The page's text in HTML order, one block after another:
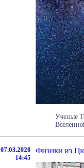
Ученые
07.03.2020
14:45
Физики из